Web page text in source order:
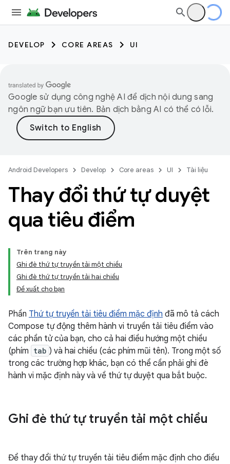
DEVELOP CORE AREAS UI
Google sử dụng công nghệ AI để dịch nội dung sang
ngôn ngữ bạn ưu tiên. Bản dịch bằng AI có thể có lỗi.
Android Developers Develop Core areas UI Tài liệu
Thay đổi thứ tự duyệt
qua tiêu điểm
Trên trang này
Ghi đè thứ tự truyền tải một chiều
Ghi đè thứ tự truyền tải hai chiều
Đề xuất cho bạn
Phần Thứ tự truyền tải tiêu điểm mặc định đã mô tả cách
Compose tự động thêm hành vi truyền tải tiêu điểm vào
các phần tử của bạn, cho cả hai điều hướng một chiều
(phím tab ) và hai chiều (các phím mũi tên). Trong một số
trong các trường hợp khác, bạn có thể cần phải ghi đè
hành vi mặc định này và về thứ tự duyệt qua bắt buộc.
Ghi đè thứ tự truyền tải một chiều
Để thay đổi thứ tự truyền tải tiêu điểm mặc định cho điều